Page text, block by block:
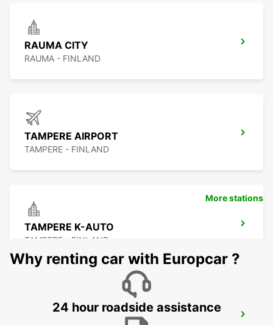
RAUMA CITY
RAUMA - FINLAND
TAMPERE AIRPORT
TAMPERE - FINLAND
TAMPERE K-AUTO
TAMPERE - FINLAND
TAMPERE RAILWAY STATION
More stations
Why renting car with Europcar ?
24 hour roadside assistance